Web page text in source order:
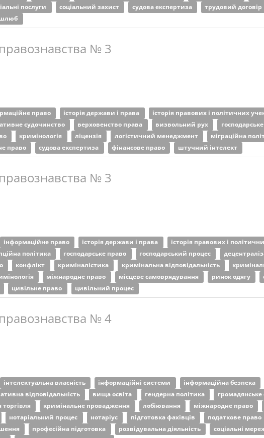
послуги соціальний захист судова експертиза трудовий договір
№ 3
право історія держави і права історія правових і політичних
судочинство верховенство права визвольний рух
кримінологія ліцензія логістичний менеджмент міграційна
право судова експертиза фінансове право штучний інтелект
№ 3
інформаційне право історія держави і права історія правових і
політика господарське право господарський процес
конфлікт криміналістика кримінальна відповідальність
міжнародне право місцеве самоврядування ринок одягу
цивільне право цивільний процес
№ 4
інтелектуальна власність інформаційні системи інформаційна безпека
відповідальність вища освіта гендерна політика громадянське
кримінальне провадження лобіювання міжнародне право
нотаріальний процес нотаріус підготовка фахівців податкове право
професійна підготовка розвідувальна діяльність соціальні